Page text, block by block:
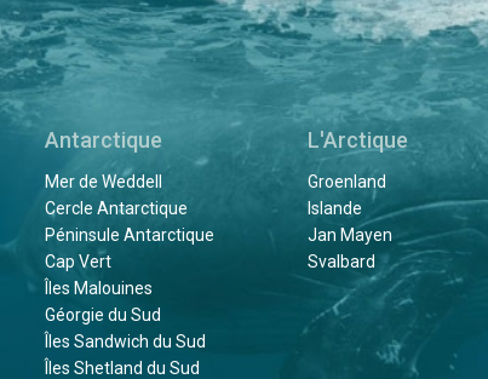
Antarctique
Mer de Weddell
Cercle Antarctique
Péninsule Antarctique
Cap Vert
Îles Malouines
Géorgie du Sud
Îles Sandwich du Sud
Îles Shetland du Sud
L'Arctique
Groenland
Islande
Jan Mayen
Svalbard